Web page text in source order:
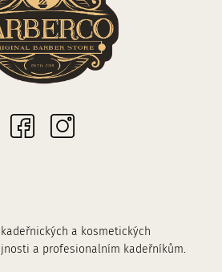
a kosmetických
a profesionalním kadeřníkům.